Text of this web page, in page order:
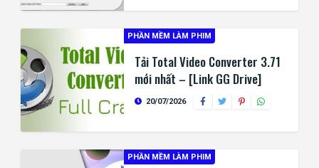
PHẦN MỀM LÀM PHIM
Tải Total Video Converter 3.71
mới nhất – [Link GG Drive]
20/07/2026
PHẦN MỀM LÀM PHIM